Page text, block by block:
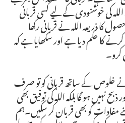
کی خوشنودی کے لیے کسی قربانی
ذریعہ اللہ نے قربانی رکھا
حکم دیا ہے اور سکھایا ہے کہ
کرو۔
خلوص کے ساتھ قربانی کو تو صرف
نہیں ہو گا بلکہ اللہ کی توفیق بھی
مفادات کو بھی قربان کر سکیں۔ہم